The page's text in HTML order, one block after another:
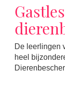
De leerlingen
heel